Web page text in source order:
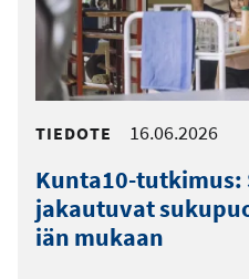
TIEDOTE 16.06.2026
Kunta10-tutkimus:
jakautuvat
iän mukaan